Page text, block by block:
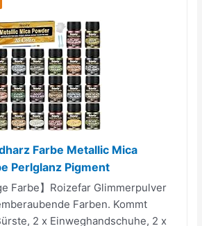
Farbe Metallic Mica
Perlglanz Pigment
Farbe】Roizefar Glimmerpulver
Farben. Kommt
2 x Einweghandschuhe, 2 x